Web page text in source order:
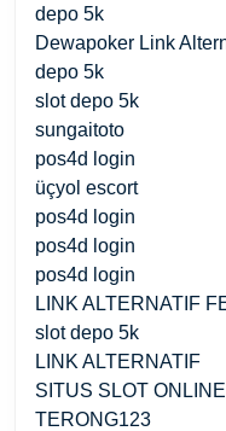
depo 5k
Dewapoker Link
depo 5k
slot depo 5k
sungaitoto
pos4d login
üçyol escort
pos4d login
pos4d login
pos4d login
LINK ALTERNATIF
slot depo 5k
LINK ALTERNATIF
SITUS SLOT ONLINE
TERONG123